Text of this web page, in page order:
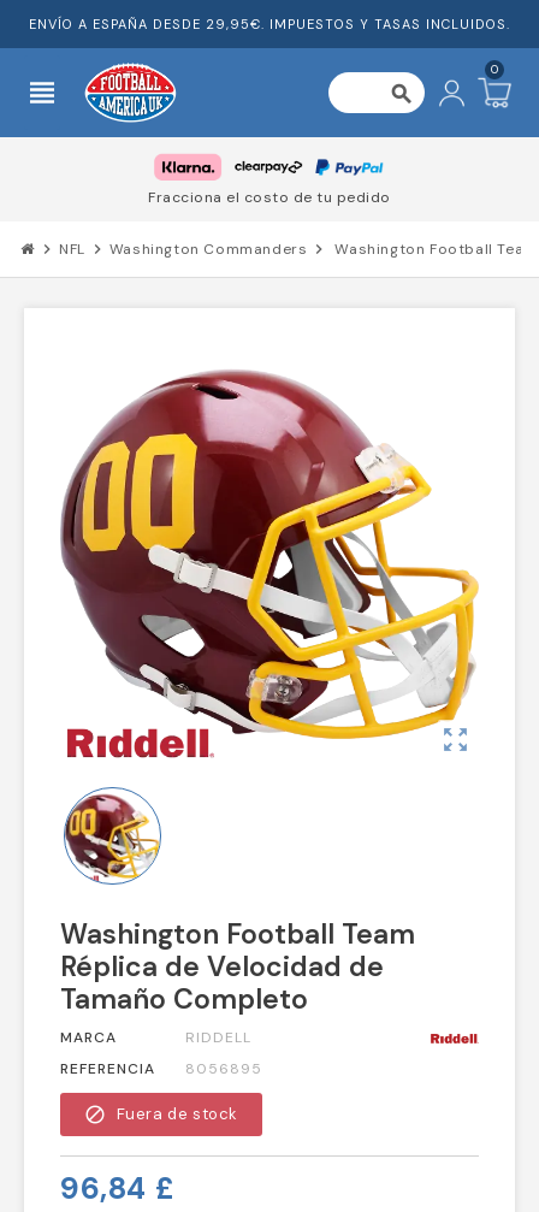
ENVÍO A ESPAÑA DESDE 29,95€. IMPUESTOS Y TASAS INCLUIDOS.
view_headline search
0
Fracciona el costo de tu pedido
chevron_right NFL chevron_right Washington Commanders chevron_right Washington Football
zoom_out_map
Washington Football Team
Réplica de Velocidad de
Tamaño Completo
MARCA
RIDDELL
REFERENCIA
8056895
block Fuera de stock
96,84 £